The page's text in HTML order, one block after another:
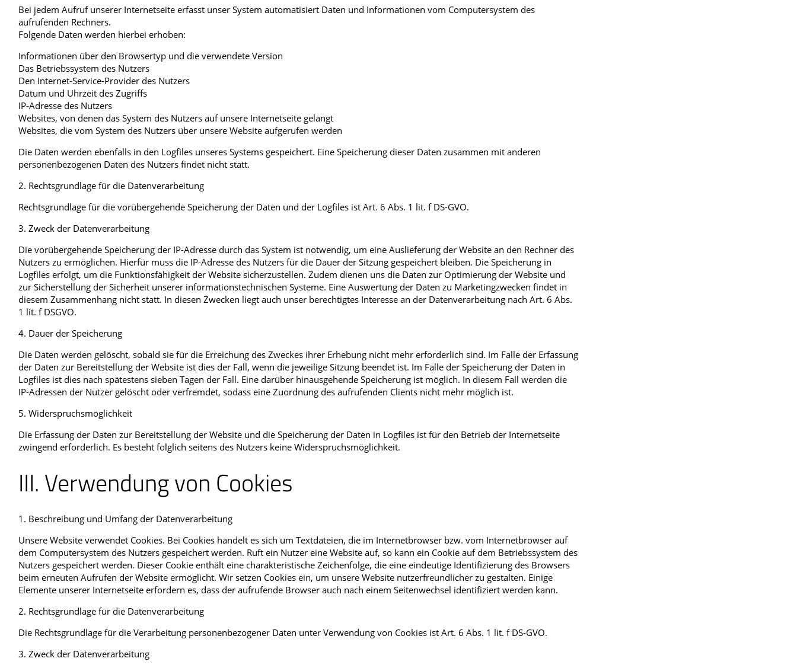
Bei jedem Aufruf unserer Internetseite erfasst unser System automatisiert Daten und Informationen vom Computersystem des
aufrufenden Rechners.
Folgende Daten werden hierbei erhoben:
Informationen über den Browsertyp und die verwendete Version
Das Betriebssystem des Nutzers
Den Internet-Service-Provider des Nutzers
Datum und Uhrzeit des Zugriffs
IP-Adresse des Nutzers
Websites, von denen das System des Nutzers auf unsere Internetseite gelangt
Websites, die vom System des Nutzers über unsere Website aufgerufen werden
Die Daten werden ebenfalls in den Logfiles unseres Systems gespeichert. Eine Speicherung dieser Daten zusammen mit anderen
personenbezogenen Daten des Nutzers findet nicht statt.
2. Rechtsgrundlage für die Datenverarbeitung
Rechtsgrundlage für die vorübergehende Speicherung der Daten und der Logfiles ist Art. 6 Abs. 1 lit. f DS-GVO.
3. Zweck der Datenverarbeitung
Die vorübergehende Speicherung der IP-Adresse durch das System ist notwendig, um eine Auslieferung der Website an den Rechner des
Nutzers zu ermöglichen. Hierfür muss die IP-Adresse des Nutzers für die Dauer der Sitzung gespeichert bleiben. Die Speicherung in
Logfiles erfolgt, um die Funktionsfähigkeit der Website sicherzustellen. Zudem dienen uns die Daten zur Optimierung der Website und
zur Sicherstellung der Sicherheit unserer informationstechnischen Systeme. Eine Auswertung der Daten zu Marketingzwecken findet in
diesem Zusammenhang nicht statt. In diesen Zwecken liegt auch unser berechtigtes Interesse an der Datenverarbeitung nach Art. 6 Abs.
1 lit. f DSGVO.
4. Dauer der Speicherung
Die Daten werden gelöscht, sobald sie für die Erreichung des Zweckes ihrer Erhebung nicht mehr erforderlich sind. Im Falle der Erfassung
der Daten zur Bereitstellung der Website ist dies der Fall, wenn die jeweilige Sitzung beendet ist. Im Falle der Speicherung der Daten in
Logfiles ist dies nach spätestens sieben Tagen der Fall. Eine darüber hinausgehende Speicherung ist möglich. In diesem Fall werden die
IP-Adressen der Nutzer gelöscht oder verfremdet, sodass eine Zuordnung des aufrufenden Clients nicht mehr möglich ist.
5. Widerspruchsmöglichkeit
Die Erfassung der Daten zur Bereitstellung der Website und die Speicherung der Daten in Logfiles ist für den Betrieb der Internetseite
zwingend erforderlich. Es besteht folglich seitens des Nutzers keine Widerspruchsmöglichkeit.
III. Verwendung von Cookies
1. Beschreibung und Umfang der Datenverarbeitung
Unsere Website verwendet Cookies. Bei Cookies handelt es sich um Textdateien, die im Internetbrowser bzw. vom Internetbrowser auf
dem Computersystem des Nutzers gespeichert werden. Ruft ein Nutzer eine Website auf, so kann ein Cookie auf dem Betriebssystem des
Nutzers gespeichert werden. Dieser Cookie enthält eine charakteristische Zeichenfolge, die eine eindeutige Identifizierung des Browsers
beim erneuten Aufrufen der Website ermöglicht. Wir setzen Cookies ein, um unsere Website nutzerfreundlicher zu gestalten. Einige
Elemente unserer Internetseite erfordern es, dass der aufrufende Browser auch nach einem Seitenwechsel identifiziert werden kann.
2. Rechtsgrundlage für die Datenverarbeitung
Die Rechtsgrundlage für die Verarbeitung personenbezogener Daten unter Verwendung von Cookies ist Art. 6 Abs. 1 lit. f DS-GVO.
3. Zweck der Datenverarbeitung